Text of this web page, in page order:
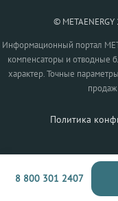
©
Информационный портал
компенсаторы и отводные
характер. Точные
Политика
8 800 301 2407